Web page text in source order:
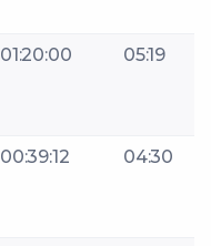
01:20:00 05:19
00:39:12 04:30